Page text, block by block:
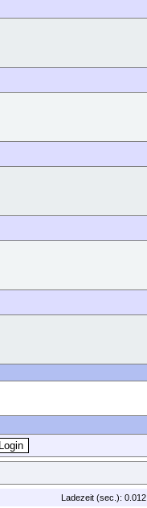
Ladezeit (sec.): 0.012